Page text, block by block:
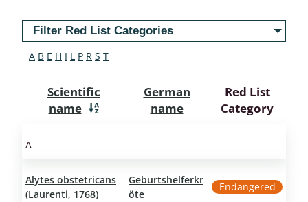
Filter Red List Categories
A B E H I L P R S T
Scientific
name
German
name
Red List
Category
A
Alytes obstetricans
(Laurenti, 1768)
Geburtshelferkr
öte
Endangered